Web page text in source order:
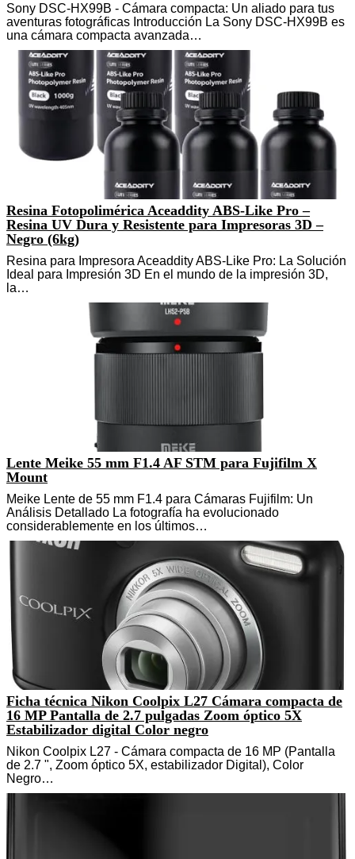
Sony DSC-HX99B - Cámara compacta: Un aliado para tus
aventuras fotográficas Introducción La Sony DSC-HX99B es
una cámara compacta avanzada…
Resina Fotopolimérica Aceaddity ABS-Like Pro –
Resina UV Dura y Resistente para Impresoras 3D –
Negro (6kg)
Resina para Impresora Aceaddity ABS-Like Pro: La Solución
Ideal para Impresión 3D En el mundo de la impresión 3D,
la…
Lente Meike 55 mm F1.4 AF STM para Fujifilm X
Mount
Meike Lente de 55 mm F1.4 para Cámaras Fujifilm: Un
Análisis Detallado La fotografía ha evolucionado
considerablemente en los últimos…
Ficha técnica Nikon Coolpix L27 Cámara compacta de
16 MP Pantalla de 2.7 pulgadas Zoom óptico 5X
Estabilizador digital Color negro
Nikon Coolpix L27 - Cámara compacta de 16 MP (Pantalla
de 2.7 ", Zoom óptico 5X, estabilizador Digital), Color
Negro…